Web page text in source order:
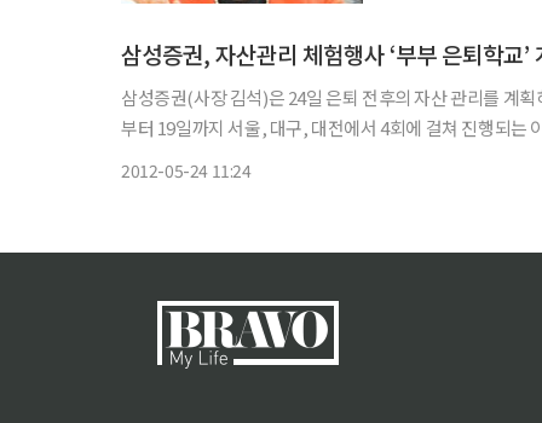
삼성증권, 자산관리 체험행사 ‘부부 은퇴학교’
삼성증권(사장 김석)은 24일 은퇴 전후의 자산 관리를 계획하는
부터 19일까지 서울, 대구, 대전에서 4회에 걸쳐 진행되는
2012-05-24 11:24